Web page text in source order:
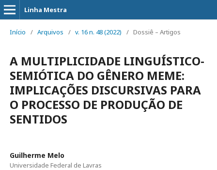
Linha Mestra
Início / Arquivos / v. 16 n. 48 (2022) / Dossiê – Artigos
A MULTIPLICIDADE LINGUÍSTICO-
SEMIÓTICA DO GÊNERO MEME:
IMPLICAÇÕES DISCURSIVAS PARA
O PROCESSO DE PRODUÇÃO DE
SENTIDOS
Guilherme Melo
Universidade Federal de Lavras